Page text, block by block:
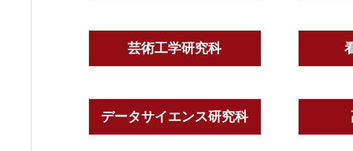
芸術工学研究科
データサイエンス研究科